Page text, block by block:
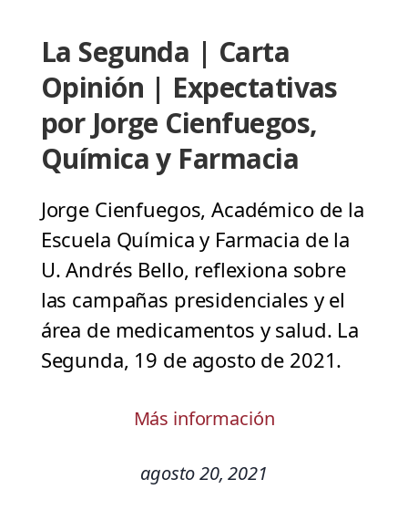
La Segunda | Carta
Opinión | Expectativas
por Jorge Cienfuegos,
Química y Farmacia
Jorge Cienfuegos, Académico de la
Escuela Química y Farmacia de la
U. Andrés Bello, reflexiona sobre
las campañas presidenciales y el
área de medicamentos y salud. La
Segunda, 19 de agosto de 2021.
Más información
agosto 20, 2021